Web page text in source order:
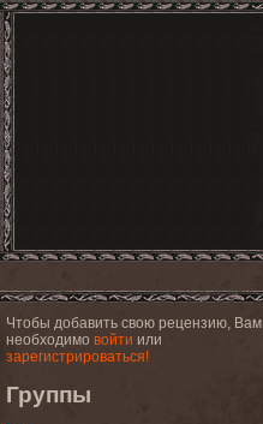
Чтобы добавить свою рецензию, Вам
необходимо войти или
зарегистрироваться!
Группы